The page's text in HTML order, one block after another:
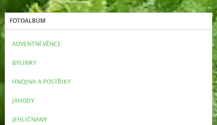
FOTOALBUM
ADVENTNÍ VĚNCE
BYLINKY
HNOJIVA A POSTŘIKY
JAHODY
JEHLIČNANY